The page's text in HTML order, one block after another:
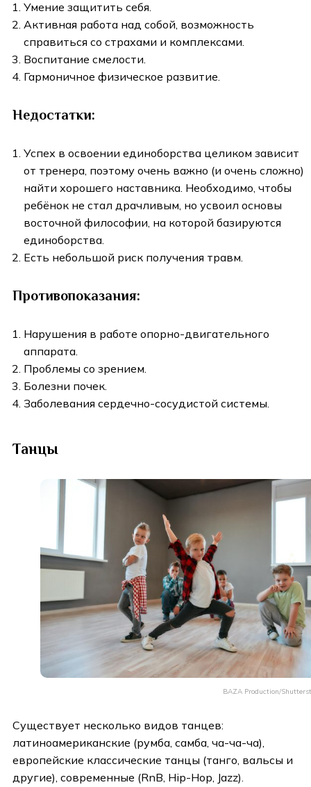
Умение защитить себя.
Активная работа над собой, возможность
справиться со страхами и комплексами.
Воспитание смелости.
Гармоничное физическое развитие.
Недостатки:
Успех в освоении единоборства целиком зависит
от тренера, поэтому очень важно (и очень сложно)
найти хорошего наставника. Необходимо, чтобы
ребёнок не стал драчливым, но усвоил основы
восточной философии, на которой базируются
единоборства.
Есть небольшой риск получения травм.
Противопоказания:
Нарушения в работе опорно-двигательного
аппарата.
Проблемы со зрением.
Болезни почек.
Заболевания сердечно-сосудистой системы.
Танцы
BAZA Production/
Существует несколько видов танцев:
латиноамериканские (румба, самба, ча-ча-ча),
европейские классические танцы (танго, вальсы и
другие), современные (RnB, Hip-Hop, Jazz).